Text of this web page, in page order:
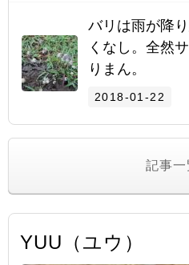
バリは雨が降
くなし。全然
りまん。
2018-01-22
記事一
YUU（ユウ）